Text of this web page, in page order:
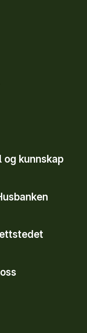
og kunnskap